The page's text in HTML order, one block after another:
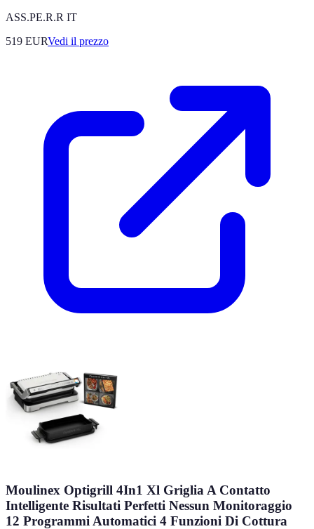
ASS.PE.R.R IT
519 EURVedi il prezzo
Moulinex Optigrill 4In1 Xl Griglia A Contatto
Intelligente Risultati Perfetti Nessun Monitoraggio
12 Programmi Automatici 4 Funzioni Di Cottura